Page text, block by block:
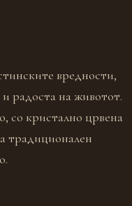
вредности,
и радоста на животот.
со кристално црвена
традиционален